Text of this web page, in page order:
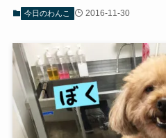
今日のわんこ 2016-11-30